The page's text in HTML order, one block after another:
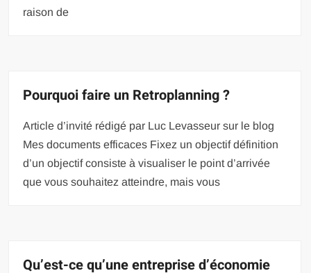
raison de
Pourquoi faire un Retroplanning ?
Article d’invité rédigé par Luc Levasseur sur le blog
Mes documents efficaces Fixez un objectif définition
d’un objectif consiste à visualiser le point d’arrivée
que vous souhaitez atteindre, mais vous
Qu’est-ce qu’une entreprise d’économie